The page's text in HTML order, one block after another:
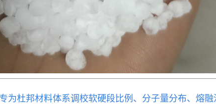
为杜邦材料体系调校软硬段比例、分子量分布、熔